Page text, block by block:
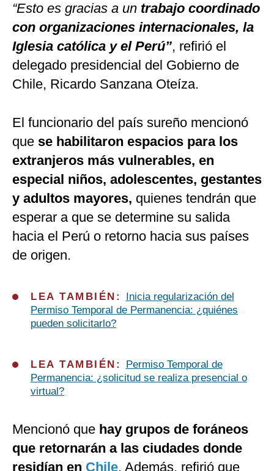
“Esto es gracias a un trabajo coordinado
con organizaciones internacionales, la
Iglesia católica y el Perú”, refirió el
delegado presidencial del Gobierno de
Chile, Ricardo Sanzana Oteíza.
El funcionario del país sureño mencionó
que se habilitaron espacios para los
extranjeros más vulnerables, en
especial niños, adolescentes, gestantes
y adultos mayores, quienes tendrán que
esperar a que se determine su salida
hacia el Perú o retorno hacia sus países
de origen.
LEA TAMBIÉN:
Inicia regularización del
Permiso Temporal de Permanencia: ¿quiénes
pueden solicitarlo?
LEA TAMBIÉN:
Permiso Temporal de
Permanencia: ¿solicitud se realiza presencial o
virtual?
Mencionó que hay grupos de foráneos
que retornarán a las ciudades donde
residían en Chile. Además, refirió que